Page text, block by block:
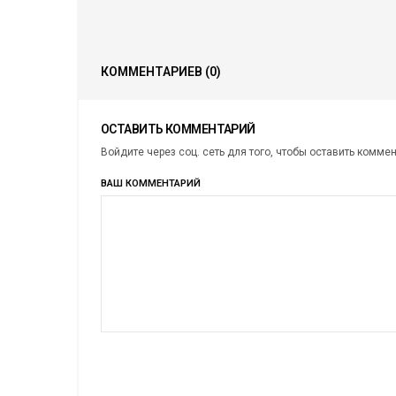
КОММЕНТАРИЕВ (0)
ОСТАВИТЬ КОММЕНТАРИЙ
Войдите через соц. сеть для того, чтобы оставить
ВАШ КОММЕНТАРИЙ